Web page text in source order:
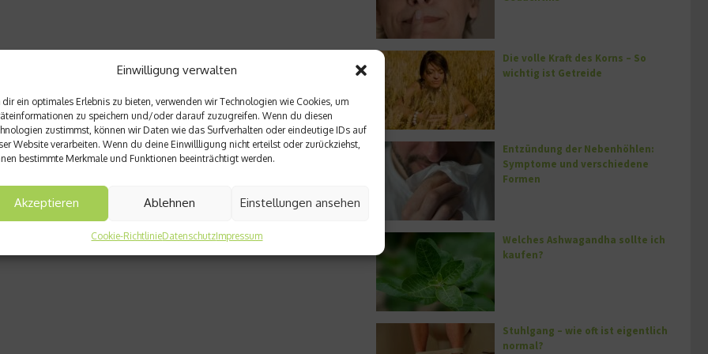
Einwilligung verwalten
dir ein optimales Erlebnis zu bieten, verwenden wir Technologien wie Cookies, um
zu speichern und/oder darauf zuzugreifen. Wenn du diesen
zustimmst, können wir Daten wie das Surfverhalten oder eindeutige IDs auf
Website verarbeiten. Wenn du deine Einwillligung nicht erteilst oder zurückziehst,
bestimmte Merkmale und Funktionen beeinträchtigt werden.
Akzeptieren Ablehnen Einstellungen ansehen
Cookie-RichtlinieDatenschutzImpressum
Die volle Kraft des Korns – So
wichtig ist Getreide
Entzündung der Nebenhöhlen:
Symptome und verschiedene
Formen
Welches Ashwagandha sollte ich
kaufen?
Stuhlgang – wie oft ist eigentlich
normal?